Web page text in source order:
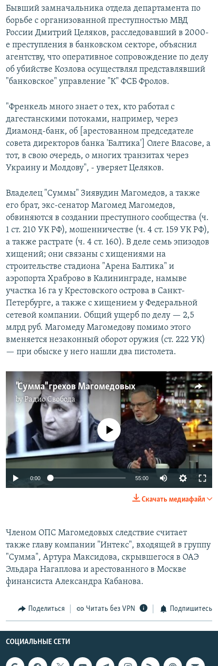
Бывший замначальника отдела департамента по
борьбе с организованной преступностью МВД
России Дмитрий Целяков, расследовавший в 2000-
е преступления в банковском секторе, объяснил
агентству, что оперативное сопровождение по делу
об убийстве Козлова осуществлял представлявший
"банковское" управление "К" ФСБ Фролов.
"Френкель много знает о тех, кто работал с
дагестанскими потоками, например, через
Диамонд-банк, об [арестованном председателе
совета директоров банка 'Балтика'] Олеге Власове, а
тот, в свою очередь, о многих транзитах через
Украину и Молдову", - уверяет Целяков.
Владелец "Суммы" Зиявудин Магомедов, а также
его брат, экс-сенатор Магомед Магомедов,
обвиняются в создании преступного сообщества (ч.
1 ст. 210 УК РФ), мошенничестве (ч. 4 ст. 159 УК РФ),
а также растрате (ч. 4 ст. 160). В деле семь эпизодов
хищений; они связаны с хищениями на
строительстве стадиона "Арена Балтика" и
аэропорта Храброво в Калининграде, намыве
участка 16 га у Крестовского острова в Санкт-
Петербурге, а также с хищением у Федеральной
сетевой компании. Общий ущерб по делу — 2,5
млрд руб. Магомеду Магомедову помимо этого
вменяется незаконный оборот оружия (ст. 222 УК)
— при обыске у него нашли два пистолета.
"Сумма" грехов Магомедовых
byРадио Свобода
No media source currently available
0:00 55:00
Скачать медиафайл
Членом ОПС Магомедовых следствие считает
также главу компании "Интекс", входящей в группу
"Сумма", Артура Максидова, скрывшегося в ОАЭ
Эльдара Нагаплова и арестованного в Москве
финансиста Александра Кабанова.
Поделиться Читать без VPN Подпишитесь
СОЦИАЛЬНЫЕ СЕТИ